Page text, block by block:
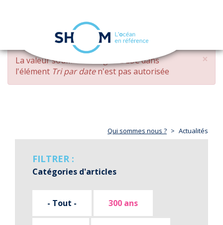
Aller
contenu
principal
navigation
×
MESSAGE
D'ERREUR
La valeur soumise changed DESCdans
l'élément Tri par daten'est pas autorisée
Qui sommes nous ? Actualités
FILTRER :
Catégories d'articles
- Tout - 300 ans